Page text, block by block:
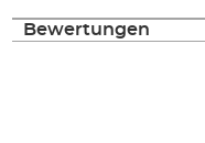
Bewertungen